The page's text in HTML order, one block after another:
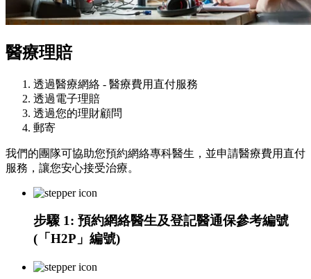
醫療理賠
透過醫療網絡 - 醫療費用直付服務
透過電子理賠
透過您的理財顧問
郵寄
我們的團隊可協助您預約網絡專科醫生，並申請醫療費用直付
服務，讓您安心接受治療。​
步驟 1: 預約網絡醫生及登記醫通保參考編號
(「H2P」編號)